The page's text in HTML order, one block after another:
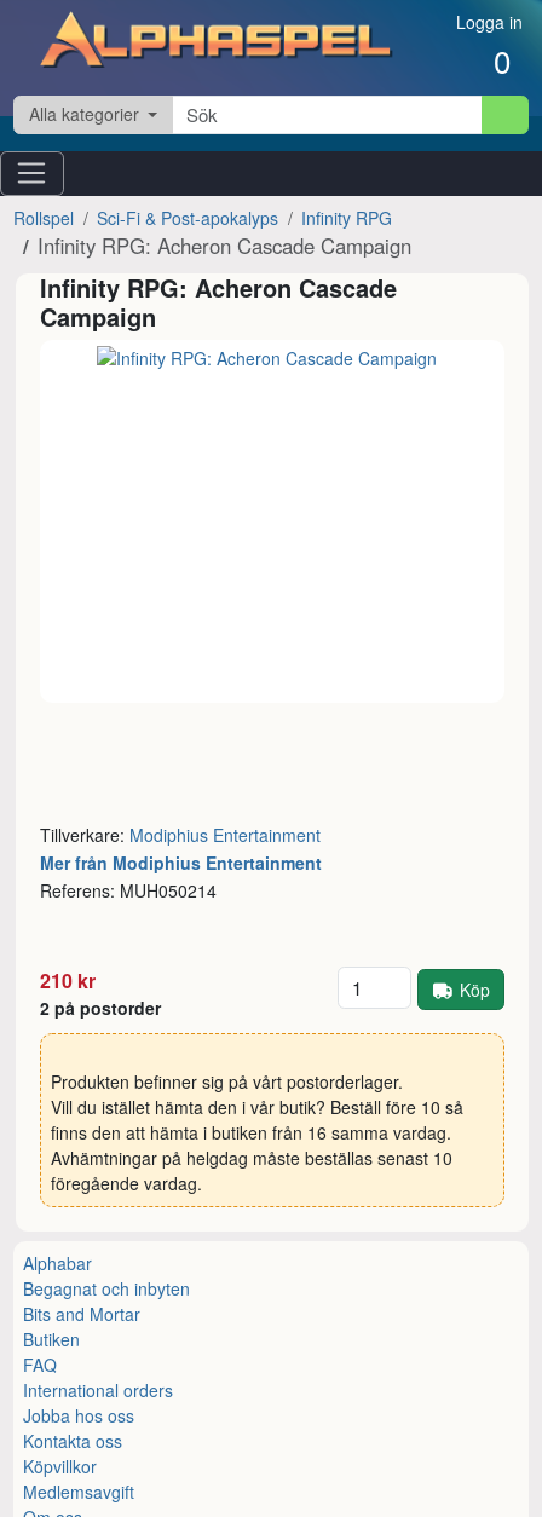
Hoppa till innehåll Logga in
0
Alla kategorier
Rollspel Sci-Fi & Post-apokalyps Infinity RPG
Infinity RPG: Acheron Cascade Campaign
Infinity RPG: Acheron Cascade
Campaign
Tillverkare: Modiphius Entertainment
Mer från Modiphius Entertainment
Referens: MUH050214
210 kr
2 på postorder
Antal Köp
Produkten befinner sig på vårt postorderlager.
Vill du istället hämta den i vår butik? Beställ före 10 så
finns den att hämta i butiken från 16 samma vardag.
Avhämtningar på helgdag måste beställas senast 10
föregående vardag.
Alphabar
Begagnat och inbyten
Bits and Mortar
Butiken
FAQ
International orders
Jobba hos oss
Kontakta oss
Köpvillkor
Medlemsavgift